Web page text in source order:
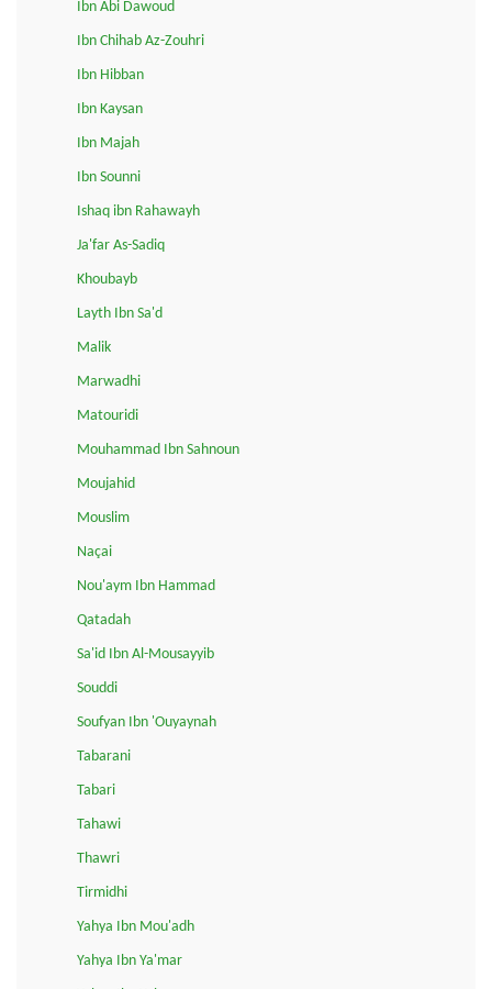
Ibn Abi Dawoud
Ibn Chihab Az-Zouhri
Ibn Hibban
Ibn Kaysan
Ibn Majah
Ibn Sounni
Ishaq ibn Rahawayh
Ja'far As-Sadiq
Khoubayb
Layth Ibn Sa'd
Malik
Marwadhi
Matouridi
Mouhammad Ibn Sahnoun
Moujahid
Mouslim
Naçai
Nou'aym Ibn Hammad
Qatadah
Sa'id Ibn Al-Mousayyib
Souddi
Soufyan Ibn 'Ouyaynah
Tabarani
Tabari
Tahawi
Thawri
Tirmidhi
Yahya Ibn Mou'adh
Yahya Ibn Ya'mar